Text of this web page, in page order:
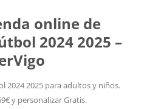
online de
2024 2025 –
2024 2025 para adultos y niños.
y personalizar Gratis.